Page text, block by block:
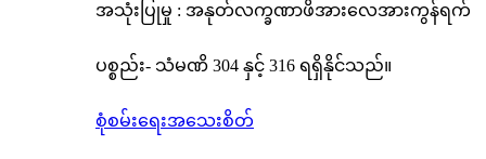
အသုံးပြုမှု : အနုတ်လက္ခဏာဖိအားလေအားကွန်ရက်
ပစ္စည်း- သံမဏိ 304 နှင့် 316 ရရှိနိုင်သည်။
စုံစမ်းရေးအသေးစိတ်